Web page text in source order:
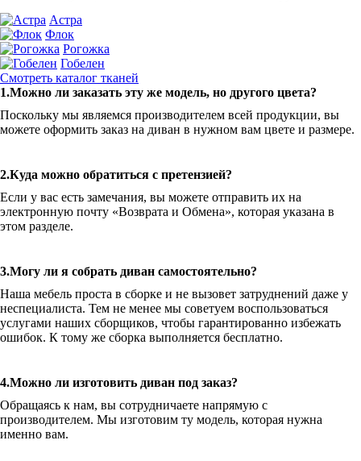
Астра
Флок
Рогожка
Гобелен
Смотреть каталог тканей
1.Можно ли заказать эту же модель, но другого цвета?
Поскольку мы являемся производителем всей продукции, вы
можете оформить заказ на диван в нужном вам цвете и размере.
2.Куда можно обратиться с претензией?
Если у вас есть замечания, вы можете отправить их на
электронную почту «Возврата и Обмена», которая указана в
этом разделе.
3.Могу ли я собрать диван самостоятельно?
Наша мебель проста в сборке и не вызовет затруднений даже у
неспециалиста. Тем не менее мы советуем воспользоваться
услугами наших сборщиков, чтобы гарантированно избежать
ошибок. К тому же сборка выполняется бесплатно.
4.Можно ли изготовить диван под заказ?
Обращаясь к нам, вы сотрудничаете напрямую с
производителем. Мы изготовим ту модель, которая нужна
именно вам.